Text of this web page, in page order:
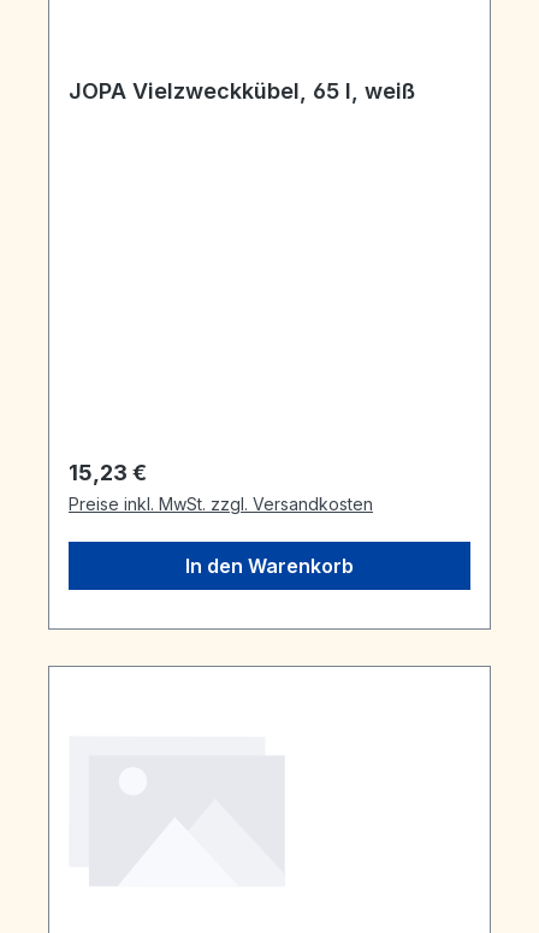
JOPA Vielzweckkübel, 65 l, weiß
Regulärer Preis:
15,23 €
Preise inkl. MwSt. zzgl. Versandkosten
In den Warenkorb